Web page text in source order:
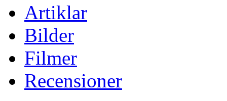
Artiklar
Bilder
Filmer
Recensioner